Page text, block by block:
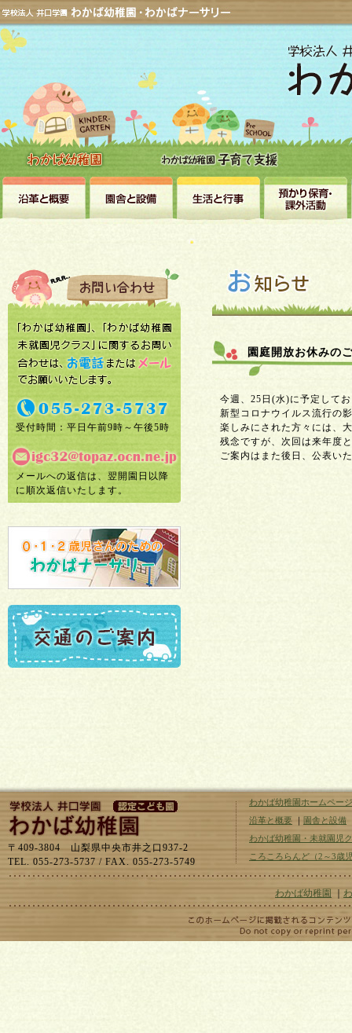
受付時間：平日午前9時～午後5時
メールへの返信は、翌開園日以降
に順次返信いたします。
園庭開放お休みの
今週、25日(水)に予定して
新型コロナウイルス流行の
楽しみにされた方々には、
残念ですが、次回は来年度
ご案内はまた後日、公表い
〒409-3804 山梨県中央市井之口937-2
TEL. 055-273-5737 / FAX. 055-273-5749
わかば幼稚園ホームペー
沿革と概要 ｜ 園舎と設備
わかば幼稚園・未就園児
ころころらんど（2～3歳
わかば幼稚園